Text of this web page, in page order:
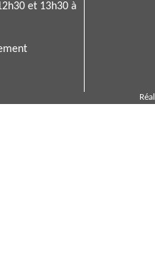
et 13h30 à